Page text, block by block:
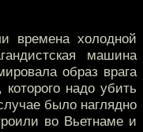
времена холодной
машина
образ врага
надо убить
было наглядно
во Вьетнаме и